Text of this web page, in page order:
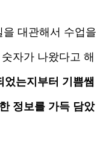
대관해서 수업을
자가 나왔다고 해
었는지부터 기쁨쌤
정보를 가득 담았